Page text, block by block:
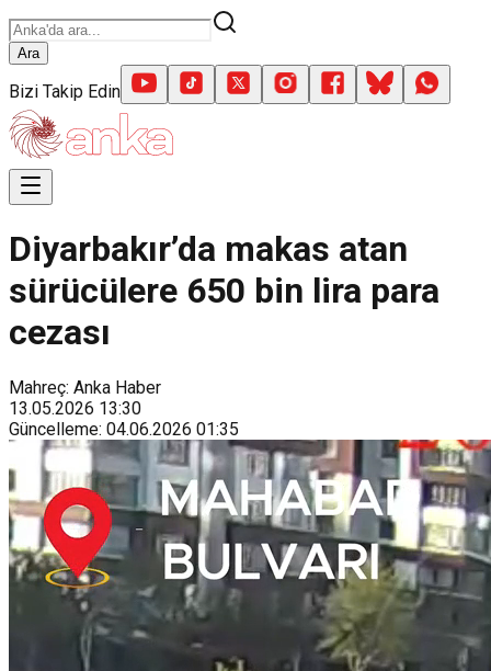
Ara
Bizi Takip Edin
Diyarbakır’da makas atan
sürücülere 650 bin lira para
cezası
Mahreç: Anka Haber
13.05.2026 13:30
Güncelleme: 04.06.2026 01:35